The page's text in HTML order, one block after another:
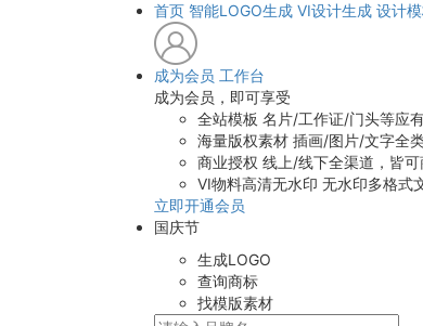
首页 智能LOGO生成 VI设计生成 设计
成为会员 工作台
成为会员，即可享受
全站模板 名片/工作证/门头等应
海量版权素材 插画/图片/文字全
商业授权 线上/线下全渠道，皆可
VI物料高清无水印 无水印多格式
立即开通会员
国庆节
生成LOGO
查询商标
找模版素材